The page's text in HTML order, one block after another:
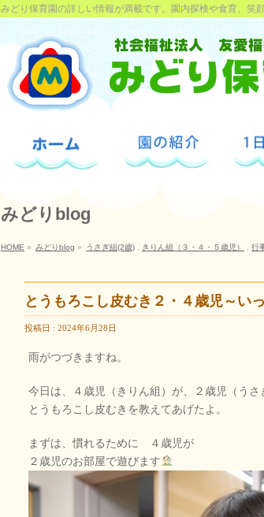
みどり保育園の詳しい情報が満載です。園内探検や食育、笑
みどりblog
HOME » みどりblog » うさぎ組(2歳) きりん組（３・４・５歳児） 行
とうもろこし皮むき２・４歳児～い
投稿日 : 2024年6月28日
雨がつづきますね。
今日は、４歳児（きりん組）が、２歳児（うさ
とうもろこし皮むきを教えてあげたよ。
まずは、慣れるために ４歳児が
２歳児のお部屋で遊びます